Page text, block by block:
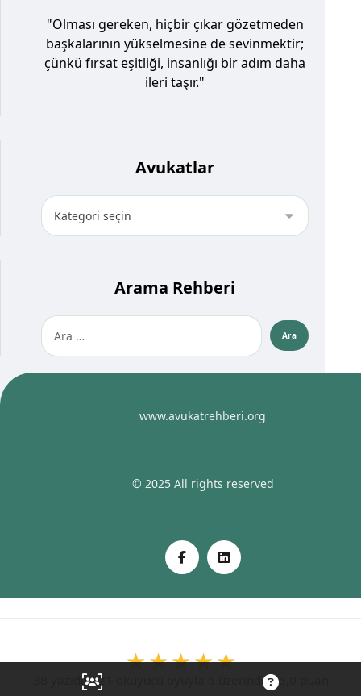
"Olması gereken, hiçbir çıkar gözetmeden
başkalarının yükselmesine de sevinmektir;
çünkü fırsat eşitliği, insanlığı bir adım daha
ileri taşır."
Avukatlar
Arama Rehberi
www.avukatrehberi.org
© 2025 All rights reserved
38 yazıda 621 okuyucu oyuyla 5 üzerinden 5,0 puan